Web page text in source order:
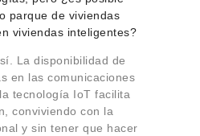
parque de viviendas
viviendas inteligentes?
La disponibilidad de
en las comunicaciones
tecnología IoT facilita
conviviendo con la
y sin tener que hacer